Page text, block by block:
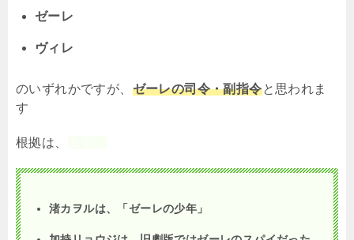
ゼーレ
ヴィレ
のいずれかですが、 ゼーレの司令・副指令と思われま
す
根拠は、
渚カヲルは、「ゼーレの少年」